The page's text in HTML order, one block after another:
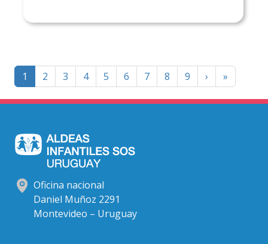
Paginación
1 2 3 4 5 6 7 8 9 › Página
siguiente
»
page
Oficina nacional
Daniel Muñoz 2291
Montevideo – Uruguay